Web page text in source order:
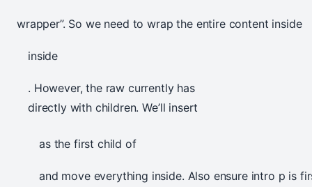
wrapper”. So we need to wrap the entire content inside
inside
. However, the raw currently has
directly with children. We’ll insert
as the first child of
and move everything inside. Also ensure intro p is